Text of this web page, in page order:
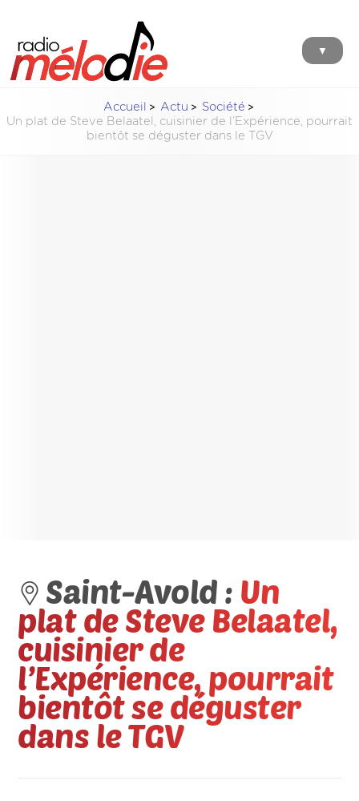
▼
Accueil Actu
Société
Un plat de Steve Belaatel, cuisinier de l’Expérience, pourrait
bientôt se déguster dans le TGV
Saint-Avold : Un
plat de Steve Belaatel,
cuisinier de
l’Expérience, pourrait
bientôt se déguster
dans le TGV